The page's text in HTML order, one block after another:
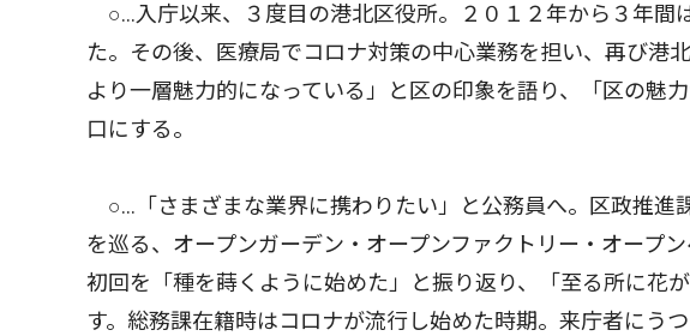
○…入庁以来、３度目の港北区役所。２０１２年から３年間
た。その後、医療局でコロナ対策の中心業務を担い、再び港
より一層魅力的になっている」と区の印象を語り、「区の魅
口にする。
○…「さまざまな業界に携わりたい」と公務員へ。区政推進
を巡る、オープンガーデン・オープンファクトリー・オープ
初回を「種を蒔くように始めた」と振り返り、「至る所に花
す。総務課在籍時はコロナが流行し始めた時期。来庁者にう